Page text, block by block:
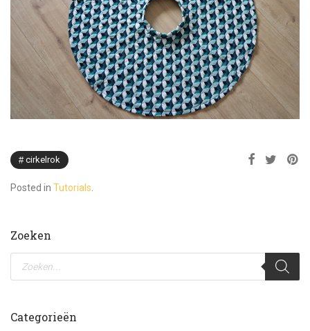
cirkelrok
Posted in Tutorials
Zoeken
Producten
zoeken
Categorieën